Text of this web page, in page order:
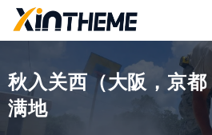
秋入关西（大阪，京
满地